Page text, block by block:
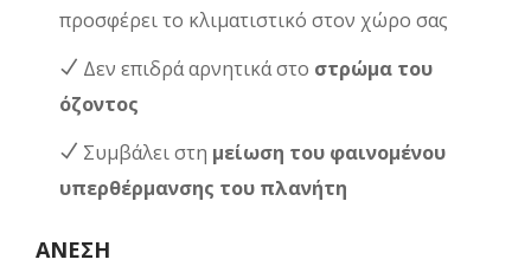
προσφέρει το κλιματιστικό στον χώρο σας
Δεν επιδρά αρνητικά στο στρώμα του
όζοντος
Συμβάλει στη μείωση του φαινομένου
υπερθέρμανσης του πλανήτη
ΑΝΕΣΗ